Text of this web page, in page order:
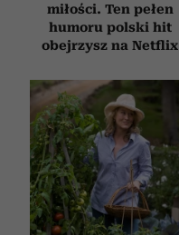
miłości. Ten pełen
humoru polski hit
obejrzysz na Netflix